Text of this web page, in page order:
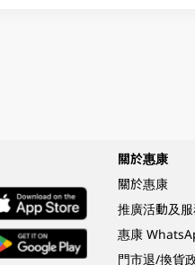
關於惠康
關於惠康
推廣活動及
惠康
門市退/換貨